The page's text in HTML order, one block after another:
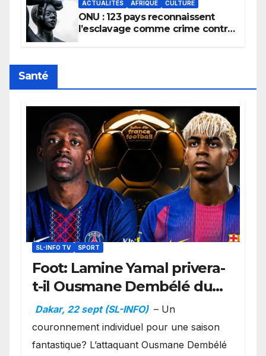
ACTUALITÉS AFRIQUE CULTURE
ONU : 123 pays reconnaissent
l’esclavage comme crime contre
Santé
SL-INFO TV SPORT
Foot: Lamine Yamal privera-
t-il Ousmane Dembélé du
Ballon d’or ?
Dakar, 22 sept (SL-INFO) – Un
couronnement individuel pour une saison
fantastique? L’attaquant Ousmane Dembélé